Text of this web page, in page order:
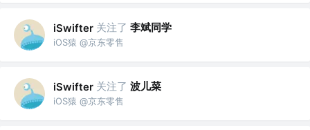
iSwifter 关注了 李斌同学
iOS猿 @京东零售
iSwifter 关注了 波儿菜
iOS猿 @京东零售